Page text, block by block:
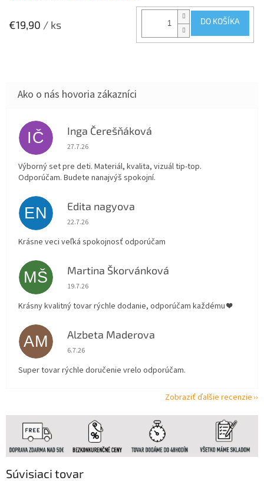
Súvisiaci tovar
€19,90 / ks DO KOŠÍKA
IČ Inga Čerešňáková
Hodnotenie obchodu je 5 z 5 hviezdičiek.
27.7.26
Výborný set pre deti. Materiál, kvalita, vizuál tip-top.
Odporúčam. Budete nanajvýš spokojní.
EN Edita nagyova
Hodnotenie obchodu je 5 z 5 hviezdičiek.
22.7.26
Krásne veci veľká spokojnosť odporúčam
MŠ Martina Škorvánková
Hodnotenie obchodu je 5 z 5 hviezdičiek.
19.7.26
Krásny kvalitný tovar rýchle dodanie, odporúčam každému ❤️
AM Alzbeta Maderova
Hodnotenie obchodu je 5 z 5 hviezdičiek.
6.7.26
Super tovar rýchle doručenie vrelo odporúčam.
Zobraziť ďalšie recenzie